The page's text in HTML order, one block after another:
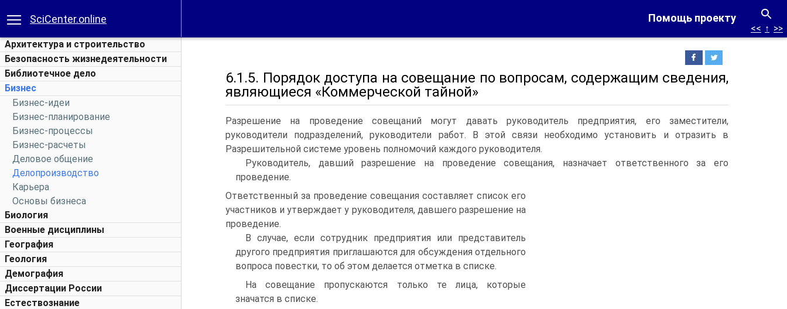
Помощь проекту
SciCenter.online
Архитектура и строительство
Безопасность жизнедеятельности
Библиотечное дело
Бизнес
Бизнес-идеи
Бизнес-планирование
Бизнес-процессы
Бизнес-расчеты
Деловое общение
Делопроизводство
Карьера
Основы бизнеса
Биология
Военные дисциплины
География
Геология
Демография
Диссертации России
Естествознание
<< ↑ >>
6.1.5. Порядок доступа на совещание по вопросам, содержащим сведения,
являющиеся «Коммерческой тайной»
Разрешение на проведение совещаний могут давать руководитель предприятия, его заместители,
руководители подразделений, руководители работ. В этой связи необходимо установить и отразить в
Разрешительной системе уровень полномочий каждого руководителя.
Руководитель, давший разрешение на проведение совещания, назначает ответственного за его
проведение.
Ответственный за проведение совещания составляет список его
участников и утверждает у руководителя, давшего разрешение на
проведение.
В случае, если сотрудник предприятия или представитель
другого предприятия приглашаются для обсуждения отдельного
вопроса повестки, то об этом делается отметка в списке.
На совещание пропускаются только те лица, которые
значатся в списке.